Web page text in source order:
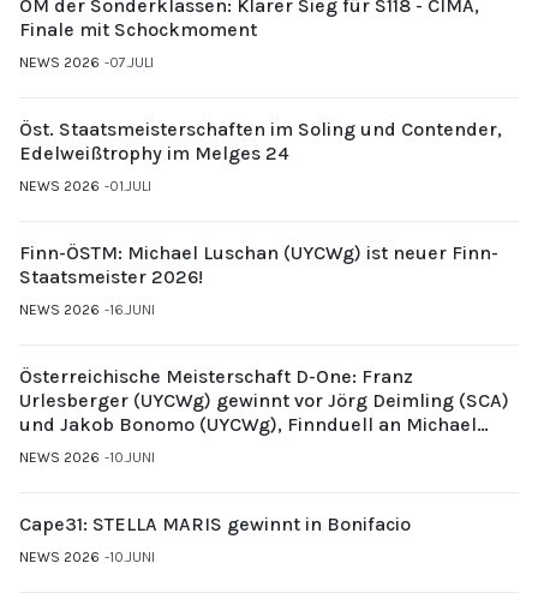
ÖM der Sonderklassen: Klarer Sieg für S118 - CIMA,
Finale mit Schockmoment
NEWS 2026 07.JULI
Öst. Staatsmeisterschaften im Soling und Contender,
Edelweißtrophy im Melges 24
NEWS 2026 01.JULI
Finn-ÖSTM: Michael Luschan (UYCWg) ist neuer Finn-
Staatsmeister 2026!
NEWS 2026 16.JUNI
Österreichische Meisterschaft D-One: Franz
Urlesberger (UYCWg) gewinnt vor Jörg Deimling (SCA)
und Jakob Bonomo (UYCWg), Finnduell an Michael
Gubi (UYCMo)
NEWS 2026 10.JUNI
Cape31: STELLA MARIS gewinnt in Bonifacio
NEWS 2026 10.JUNI